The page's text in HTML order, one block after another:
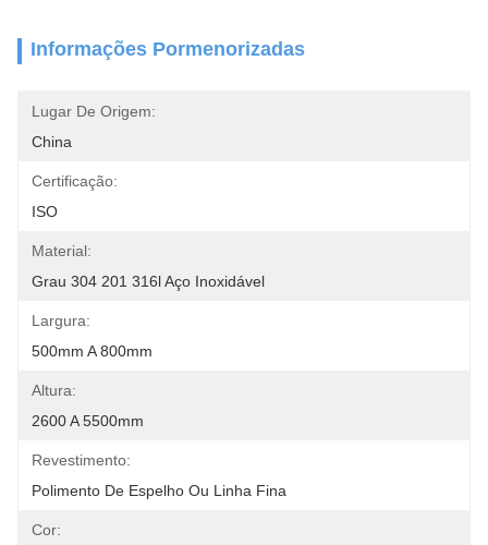
Informações Pormenorizadas
Lugar De Origem:
China
Certificação:
ISO
Material:
Grau 304 201 316l Aço Inoxidável
Largura:
500mm A 800mm
Altura:
2600 A 5500mm
Revestimento:
Polimento De Espelho Ou Linha Fina
Cor: